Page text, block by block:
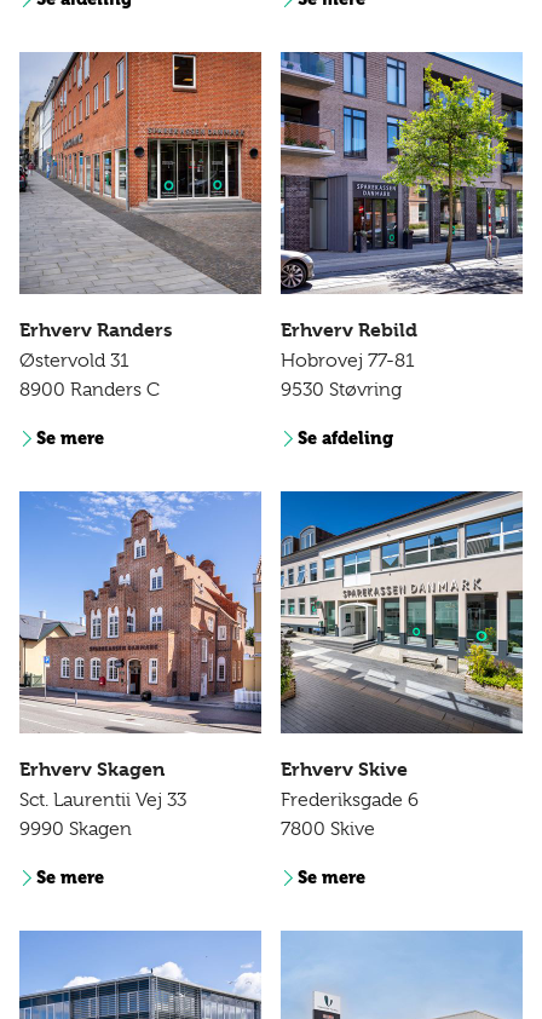
Erhverv Randers
Østervold 31
8900 Randers C
Se mere
Erhverv Rebild
Hobrovej 77-81
9530 Støvring
Se afdeling
Erhverv Skagen
Sct. Laurentii Vej 33
9990 Skagen
Se mere
Erhverv Skive
Frederiksgade 6
7800 Skive
Se mere